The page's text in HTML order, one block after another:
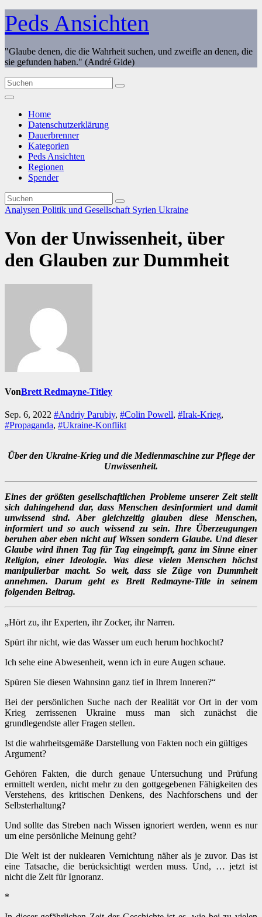
Zum
Inhalt
springen
Peds Ansichten
"Glaube denen, die die Wahrheit suchen, und zweifle an denen, die
sie gefunden haben." (André Gide)
Home
Datenschutzerklärung
Dauerbrenner
Kategorien
Peds Ansichten
Regionen
Spender
Analysen Politik und Gesellschaft Syrien Ukraine
Von der Unwissenheit, über
den Glauben zur Dummheit
VonBrett Redmayne-Titley
Sep. 6, 2022 #Andriy Parubiy, #Colin Powell, #Irak-Krieg,
#Propaganda, #Ukraine-Konflikt
Über den Ukraine-Krieg und die Medienmaschine zur Pflege der
Unwissenheit.
Eines der größten gesellschaftlichen Probleme unserer Zeit stellt
sich dahingehend dar, dass Menschen desinformiert und damit
unwissend sind. Aber gleichzeitig glauben diese Menschen,
informiert und so auch wissend zu sein. Ihre Überzeugungen
beruhen aber eben nicht auf Wissen sondern Glaube. Und dieser
Glaube wird ihnen Tag für Tag eingeimpft, ganz im Sinne einer
Religion, einer Ideologie. Was diese vielen Menschen höchst
manipulierbar macht. So weit, dass sie Züge von Dummheit
annehmen. Darum geht es Brett Redmayne-Title in seinem
folgenden Beitrag.
„Hört zu, ihr Experten, ihr Zocker, ihr Narren.
Spürt ihr nicht, wie das Wasser um euch herum hochkocht?
Ich sehe eine Abwesenheit, wenn ich in eure Augen schaue.
Spüren Sie diesen Wahnsinn ganz tief in Ihrem Inneren?“
Bei der persönlichen Suche nach der Realität vor Ort in der vom
Krieg zerrissenen Ukraine muss man sich zunächst die
grundlegendste aller Fragen stellen.
Ist die wahrheitsgemäße Darstellung von Fakten noch ein gültiges
Argument?
Gehören Fakten, die durch genaue Untersuchung und Prüfung
ermittelt werden, nicht mehr zu den gottgegebenen Fähigkeiten des
Verstehens, des kritischen Denkens, des Nachforschens und der
Selbsterhaltung?
Und sollte das Streben nach Wissen ignoriert werden, wenn es nur
um eine persönliche Meinung geht?
Die Welt ist der nuklearen Vernichtung näher als je zuvor. Das ist
eine Tatsache, die berücksichtigt werden muss. Und, … jetzt ist
nicht die Zeit für Ignoranz.
*